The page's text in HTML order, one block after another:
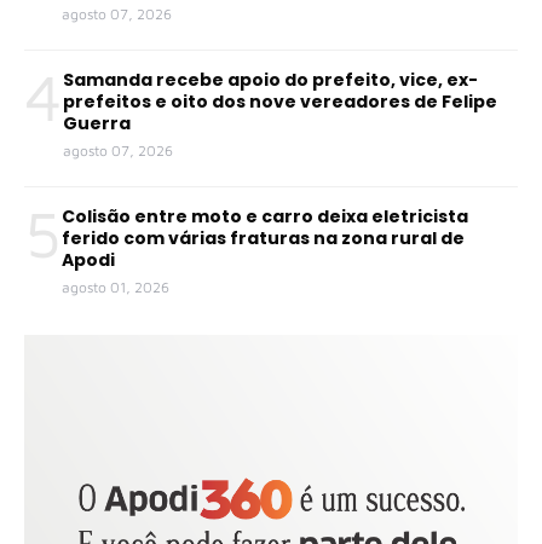
agosto 07, 2026
4 Samanda recebe apoio do prefeito, vice, ex-
prefeitos e oito dos nove vereadores de Felipe
Guerra
agosto 07, 2026
5 Colisão entre moto e carro deixa eletricista
ferido com várias fraturas na zona rural de
Apodi
agosto 01, 2026